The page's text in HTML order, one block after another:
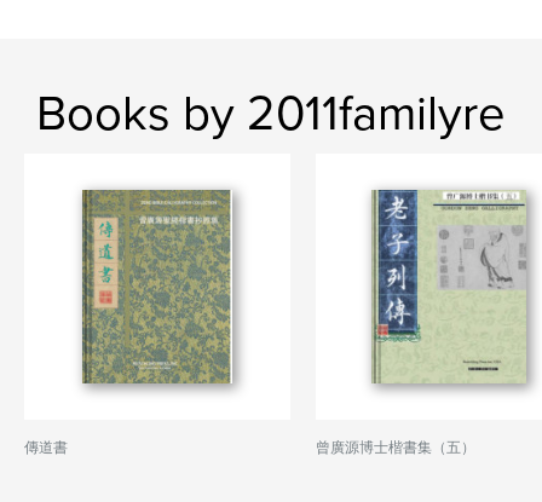
Books by 2011familyre
傳道書 曾廣源博士楷書集（五）